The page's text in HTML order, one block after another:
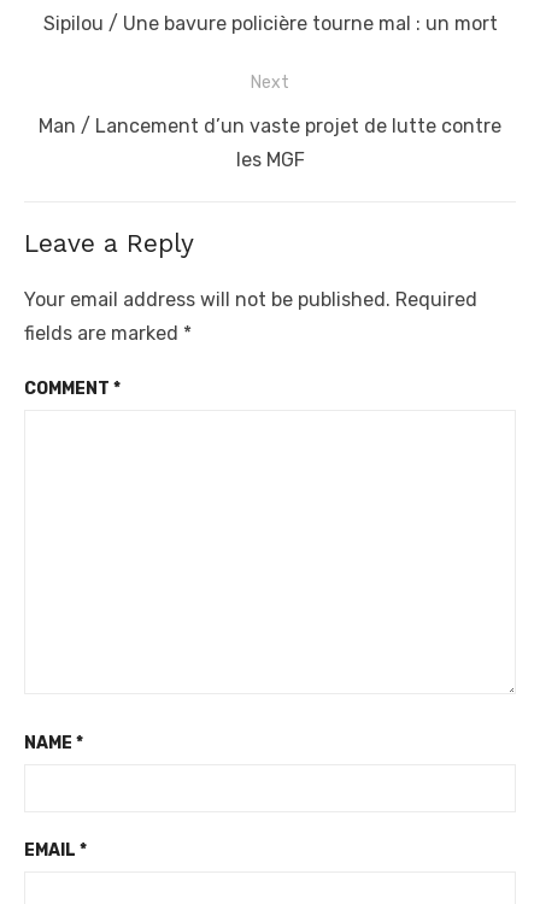
navigation
Previous
Sipilou / Une bavure policière tourne mal : un mort
Next
Next
Man / Lancement d’un vaste projet de lutte contre
les MGF
Leave a Reply
Your email address will not be published. Required
fields are marked *
COMMENT *
NAME *
EMAIL *